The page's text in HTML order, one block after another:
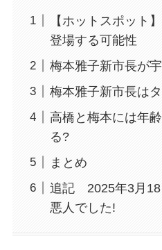
【ホットスポット
登場する可能性
梅本雅子新市長が
梅本雅子新市長は
高橋と梅本には年
る?
まとめ
追記 2025年3月
悪人でした!